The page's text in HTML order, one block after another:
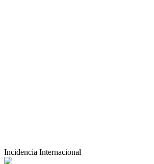
Incidencia Internacional